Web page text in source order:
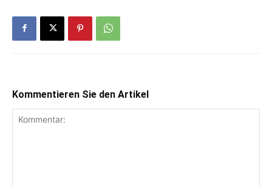
Kommentieren Sie den Artikel